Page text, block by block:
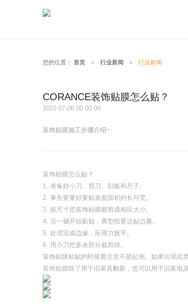
您的位置： 首页 行业新闻 行业新闻
CORANCE装饰贴膜怎么贴？
2022-07-06 00:00:00
装饰贴膜施工步骤介绍~
装饰贴膜怎么贴？
1. 准备好小刀、剪刀、刮板和尺子。
2. 事先要量好要贴表面面积的长与宽。
3. 按尺寸把装饰贴膜裁剪成相应大小。
4. 沿一侧开始黏贴，离型纸要边贴边撕。
5. 处理完成边缘，应用力抚平。
6. 用小刀把多余部分裁剪掉。
装饰贴膜粘贴的时候要注意不能起泡。如果出现此
装饰贴膜除了用于旧家具翻新，也可以用于旧家电